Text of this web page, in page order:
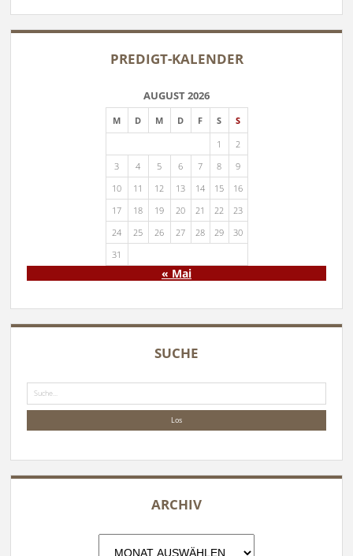
PREDIGT-KALENDER
AUGUST 2026
M D M D F S
S
1
2
3
4 5 6 7 8
9
10
11 12 13 14 15
16
17
18 19 20 21 22
23
24
25 26 27 28 29
30
31
« Mai
SUCHE
Suche
ARCHIV
Archiv